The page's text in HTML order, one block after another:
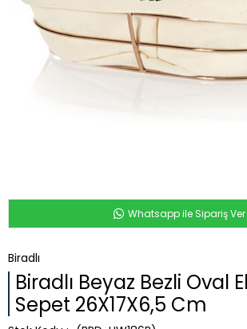
Whatsapp ile Sipariş Ver
Biradlı
Biradlı Beyaz Bezli Oval
Sepet 26X17X6,5 Cm